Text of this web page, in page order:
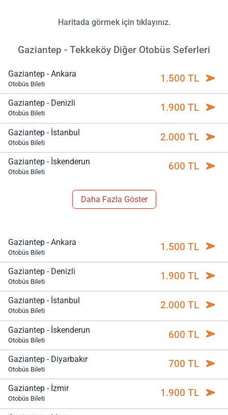
Haritada görmek için tıklayınız.
Gaziantep - Tekkeköy Diğer Otobüs Seferleri
Gaziantep - Ankara
Otobüs Bileti 1.500 TL
Gaziantep - Denizli
Otobüs Bileti 1.900 TL
Gaziantep - İstanbul
Otobüs Bileti 2.000 TL
Gaziantep - İskenderun
Otobüs Bileti 600 TL
Daha Fazla Göster
Gaziantep - Ankara
Otobüs Bileti 1.500 TL
Gaziantep - Denizli
Otobüs Bileti 1.900 TL
Gaziantep - İstanbul
Otobüs Bileti 2.000 TL
Gaziantep - İskenderun
Otobüs Bileti 600 TL
Gaziantep - Diyarbakır
Otobüs Bileti 700 TL
Gaziantep - İzmir
Otobüs Bileti 1.900 TL